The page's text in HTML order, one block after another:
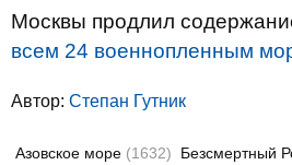
Москвы продлил
всем 24 военнопленным
Автор: Степан Гутник
Азовское море (1632) Безсмертный